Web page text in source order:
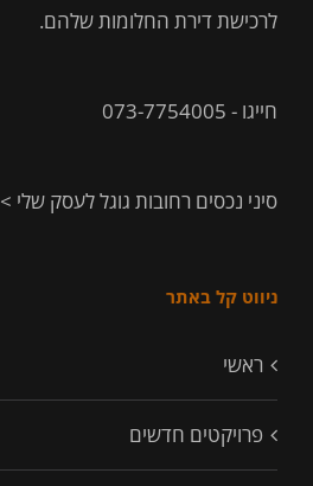
לרכישת דירת החלומות שלהם.
חייגו - 073-7754005
סיני נכסים רחובות גוגל לעסק שלי >
ניווט קל באתר
ראשי
פרויקטים חדשים